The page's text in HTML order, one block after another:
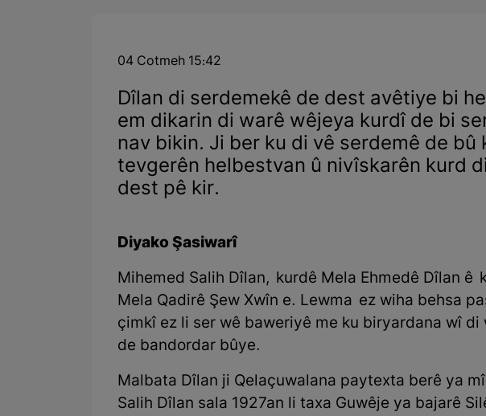
04 Cotmeh 15:42
Dîlan di serdemekê de dest avêtiye bi
em dikarin di warê wêjeya kurdî de bi
nav bikin. Ji ber ku di vê serdemê de bû
tevgerên helbestvan û nivîskarên kurd
dest pê kir.
Diyako Şasiwarî
Mihemed Salih Dîlan, kurdê Mela Ehmedê Dîlan ê
Mela Qadirê Şew Xwîn e. Lewma ez wiha behsa
çimkî ez li ser wê baweriyê me ku biryardana wî
de bandordar bûye.
Malbata Dîlan ji Qelaçuwalana paytexta berê ya
Salih Dîlan sala 1927an li taxa Guwêje ya bajarê